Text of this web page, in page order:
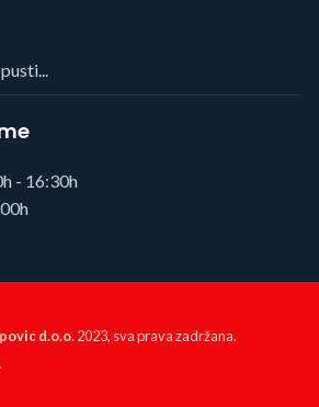
- 16:30h
d.o.o.2023, sva prava zadržana.
.